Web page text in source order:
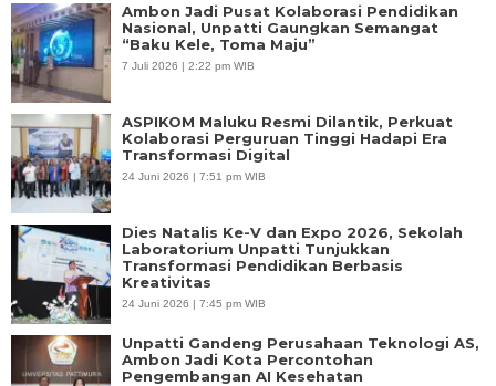
Ambon Jadi Pusat Kolaborasi Pendidikan
Nasional, Unpatti Gaungkan Semangat
“Baku Kele, Toma Maju”
7 Juli 2026 | 2:22 pm WIB
ASPIKOM Maluku Resmi Dilantik, Perkuat
Kolaborasi Perguruan Tinggi Hadapi Era
Transformasi Digital
24 Juni 2026 | 7:51 pm WIB
Dies Natalis Ke-V dan Expo 2026, Sekolah
Laboratorium Unpatti Tunjukkan
Transformasi Pendidikan Berbasis
Kreativitas
24 Juni 2026 | 7:45 pm WIB
Unpatti Gandeng Perusahaan Teknologi AS,
Ambon Jadi Kota Percontohan
Pengembangan AI Kesehatan